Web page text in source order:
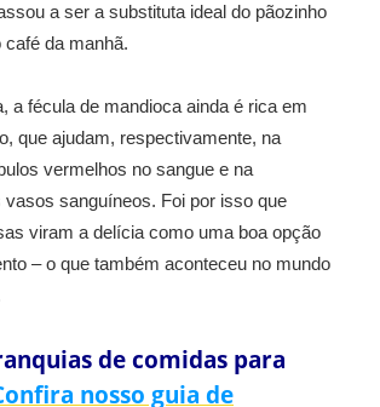
a ser a substituta ideal do pãozinho
café da manhã.
a fécula de mandioca ainda é rica em
que ajudam, respectivamente, na
vermelhos no sangue e na
sanguíneos. Foi por isso que
viram a delícia como uma boa opção
– o que também aconteceu no mundo
de comidas para
nosso guia de